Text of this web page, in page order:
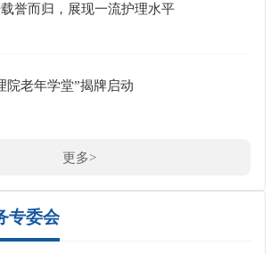
誉而归，展现一流护理水平
院老年学堂”揭牌启动
更多>
专委会